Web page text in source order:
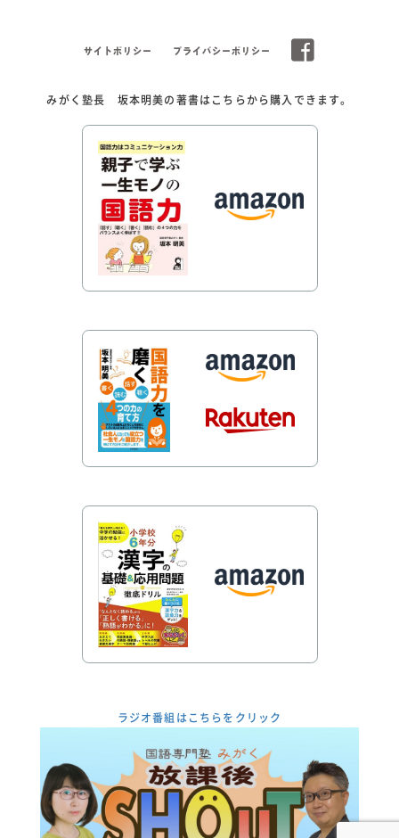
サイトポリシー プライバシーポリシー
みがく塾長 坂本明美の著書はこちらから購入できます。
ラジオ番組はこちらをクリック